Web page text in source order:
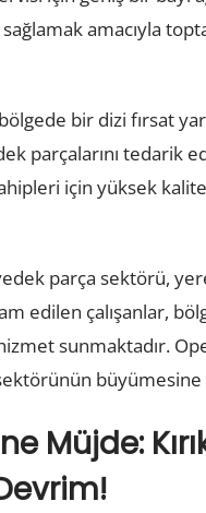
sağlamak amacıyla
bir dizi fırsat
parçalarını tedarik
için yüksek
parça sektörü,
edilen çalışanlar,
sunmaktadır.
büyümesine
Müjde: